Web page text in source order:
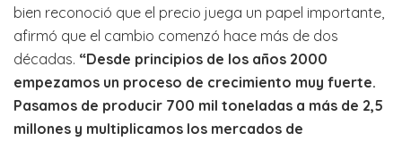
bien reconoció que el precio juega un papel importante,
afirmó que el cambio comenzó hace más de dos
décadas. “Desde principios de los años 2000
empezamos un proceso de crecimiento muy fuerte.
Pasamos de producir 700 mil toneladas a más de 2,5
millones y multiplicamos los mercados de